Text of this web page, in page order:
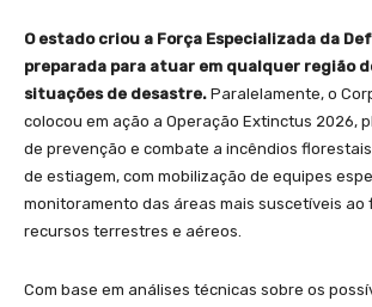
O estado criou a Força Especializada da
preparada para atuar em qualquer região
situações de desastre. Paralelamente, o
colocou em ação a Operação Extinctus 2026,
de prevenção e combate a incêndios
de estiagem, com mobilização de equipes
monitoramento das áreas mais suscetíveis ao
recursos terrestres e aéreos.
Com base em análises técnicas sobre os